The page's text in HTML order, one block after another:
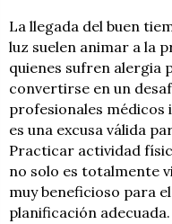
La llegada del buen
luz suelen animar a la
quienes sufren alergia
convertirse en un
profesionales médicos
es una excusa válida
Practicar actividad
no solo es totalmente
muy beneficioso para
planificación adecuada.